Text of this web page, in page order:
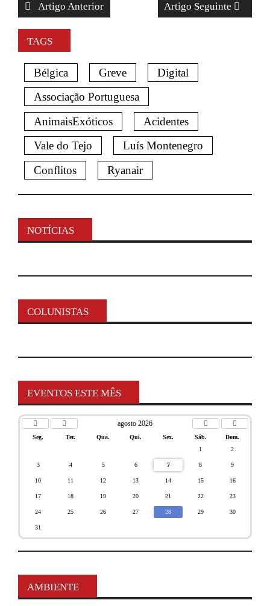
Artigo Anterior Artigo Seguinte
TAGS
Bélgica Greve
Digital
Associação Portuguesa
AnimaisExóticos
Acidentes
Vale do Tejo
Luís Montenegro
Conflitos
Ryanair
NOTÍCIAS
COLUNISTAS
EVENTOS ESTE MÊS
agosto 2026
Seg. Ter. Qua. Qui. Sex. Sáb.
Dom.
1
2
3 4 5 6 7 8 9
10 11 12 13 14 15 16
17 18 19 20 21 22 23
24 25 26 27 28 29 30
31
AMBIENTE